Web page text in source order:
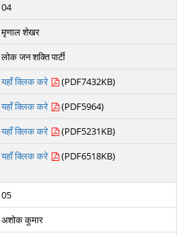
04
मृणाल शेखर
लोक जन शक्ति पार्टी
यहाँ क्लिक करे
(PDF7432KB)
यहाँ क्लिक करे
(PDF5964)
यहाँ क्लिक करे
(PDF5231KB)
यहाँ क्लिक करे
(PDF6518KB)
05
अशोक कुमार